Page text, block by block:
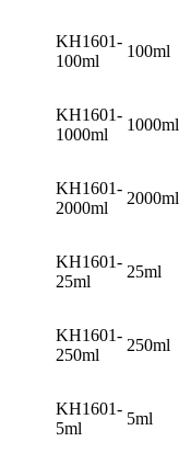
KH1601-
100ml
100ml
KH1601-
1000ml
1000ml
KH1601-
2000ml
2000ml
KH1601-
25ml
25ml
KH1601-
250ml
250ml
KH1601-
5ml
5ml